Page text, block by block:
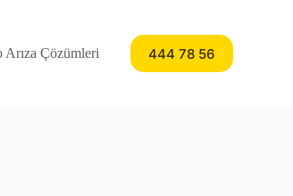
Arıza Çözümleri 444 78 56